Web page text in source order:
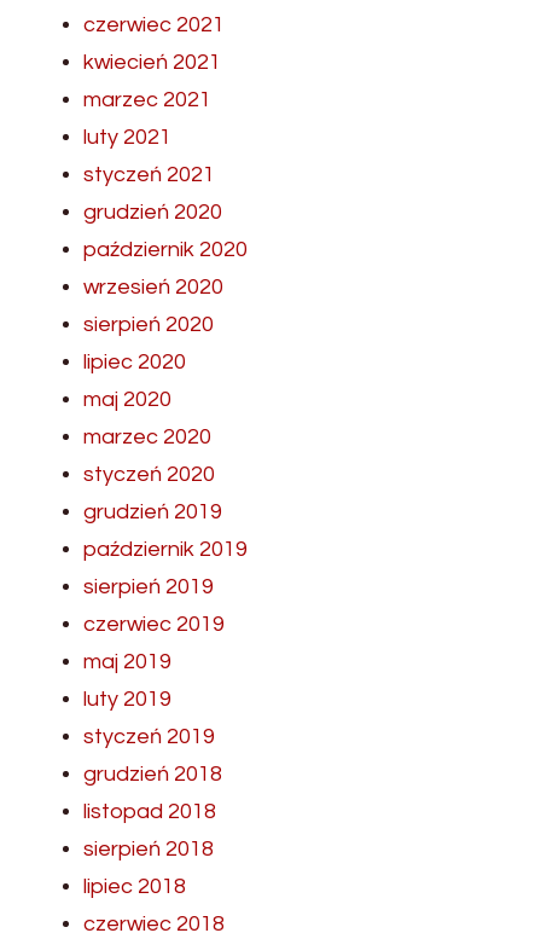
czerwiec 2021
kwiecień 2021
marzec 2021
luty 2021
styczeń 2021
grudzień 2020
październik 2020
wrzesień 2020
sierpień 2020
lipiec 2020
maj 2020
marzec 2020
styczeń 2020
grudzień 2019
październik 2019
sierpień 2019
czerwiec 2019
maj 2019
luty 2019
styczeń 2019
grudzień 2018
listopad 2018
sierpień 2018
lipiec 2018
czerwiec 2018